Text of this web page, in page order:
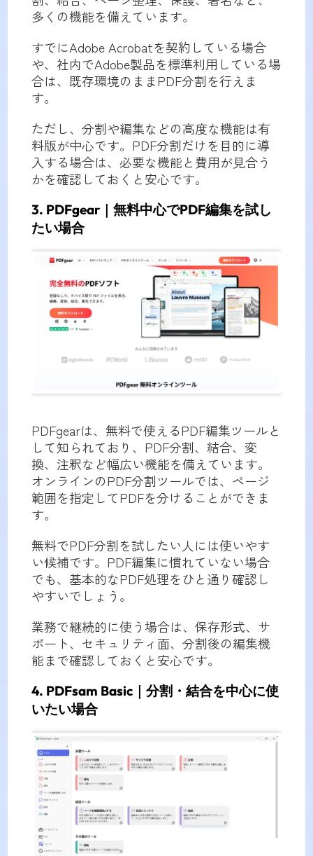
多くの機能を備えています。
すでにAdobe Acrobatを契約している場合
や、社内でAdobe製品を標準利用している場
合は、既存環境のままPDF分割を行えま
す。
ただし、分割や編集などの高度な機能は有
料版が中心です。PDF分割だけを目的に導
入する場合は、必要な機能と費用が見合う
かを確認しておくと安心です。
3. PDFgear｜無料中心でPDF編集を試し
たい場合
PDFgearは、無料で使えるPDF編集ツールと
して知られており、PDF分割、結合、変
換、注釈など幅広い機能を備えています。
オンラインのPDF分割ツールでは、ページ
範囲を指定してPDFを分けることができま
す。
無料でPDF分割を試したい人には使いやす
い候補です。PDF編集に慣れていない場合
でも、基本的なPDF処理をひと通り確認し
やすいでしょう。
業務で継続的に使う場合は、保存形式、サ
ポート、セキュリティ面、分割後の編集機
能まで確認しておくと安心です。
4. PDFsam Basic｜分割・結合を中心に使
いたい場合